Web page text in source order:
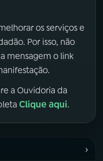
os serviços e
Por isso, não
mensagem o link
a Ouvidoria da
Clique aqui.
›